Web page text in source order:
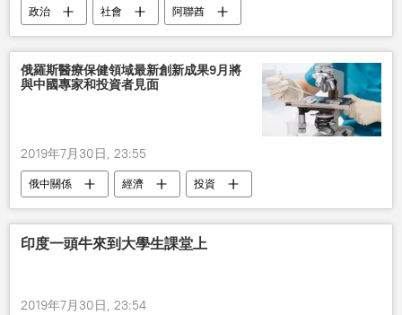
政治 社會 阿聯酋
俄羅斯醫療保健領域最新創新成果9月將
與中國專家和投資者見面
2019年7月30日, 23:55
俄中關係 經濟 投資
印度一頭牛來到大學生課堂上
2019年7月30日, 23:54